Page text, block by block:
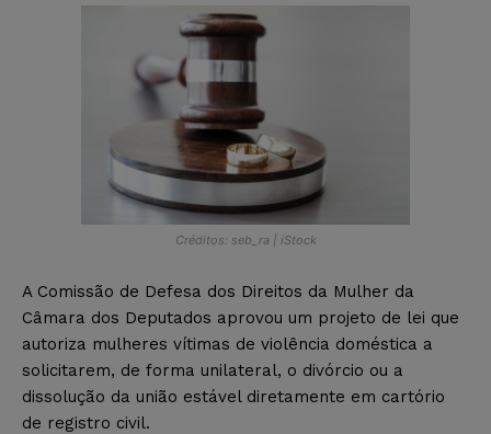
Créditos: seb_ra | iStock
A Comissão de Defesa dos Direitos da Mulher da
Câmara dos Deputados aprovou um projeto de lei que
autoriza mulheres vítimas de violência doméstica a
solicitarem, de forma unilateral, o divórcio ou a
dissolução da união estável diretamente em cartório
de registro civil.